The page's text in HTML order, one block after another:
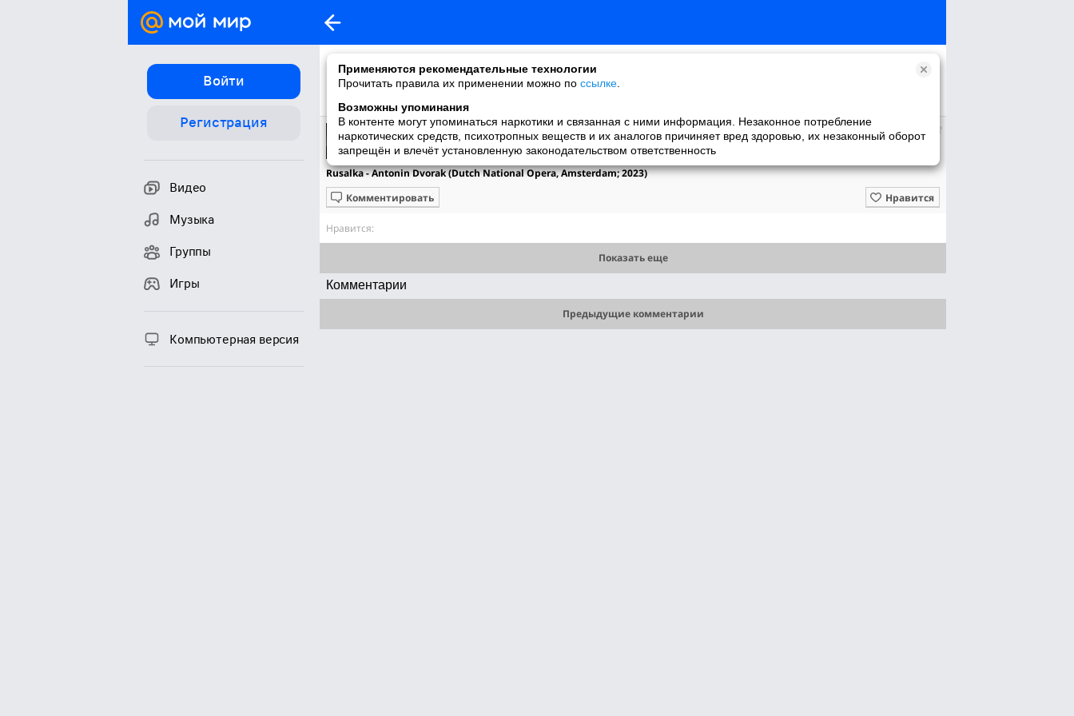
Применяются рекомендательные технологии
Прочитать правила их применении можно по ссылке
Возможны упоминания
В контенте могут упоминаться наркотики и связанная с ними информация. Незаконное потребление
наркотических средств, психотропных веществ и их аналогов причиняет вред здоровью, их незаконный оборот
запрещён и влечёт установленную законодательством ответственность
Войти
Регистрация
Видео
Музыка
Группы
Игры
Компьютерная версия
Vassil
добавил видео
13.07.2023
Rusalka - Antonin Dvorak (Dutch National Opera, Amsterdam; 2023)
Нравится
Комментировать
Нравится:
Показать еще
Комментарии
Предыдущие комментарии